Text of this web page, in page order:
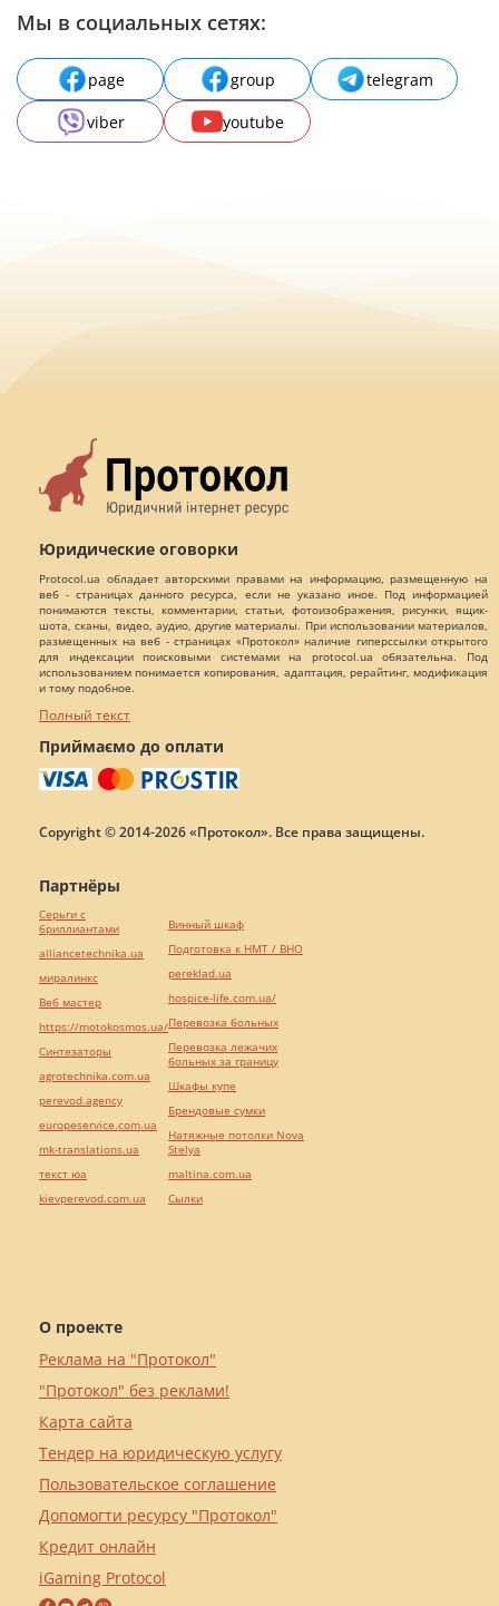
Мы в социальных сетях:
page group
telegram
viber
youtube
Юридические оговорки
Protocol.ua обладает авторскими правами на информацию, размещенную на
веб - страницах данного ресурса, если не указано иное. Под информацией
понимаются тексты, комментарии, статьи, фотоизображения, рисунки, ящик-
шота, сканы, видео, аудио, другие материалы. При использовании материалов,
размещенных на веб - страницах «Протокол» наличие гиперссылки открытого
для индексации поисковыми системами на protocol.ua обязательна. Под
использованием понимается копирования, адаптация, рерайтинг, модификация
и тому подобное.
Полный текст
Приймаємо до оплати
Copyright © 2014-2026 «Протокол». Все права защищены.
О проекте
Реклама на "Протокол"
"Протокол" без реклами!
Карта сайта
Тендер на юридическую услугу
Пользовательское соглашение
Допомогти ресурсу "Протокол"
Кредит онлайн
iGaming Protocol
Партнёры
Серьги с
бриллиантами
alliancetechnika.ua
миралинкс
Веб мастер
https://motokosmos.ua/
Синтезаторы
agrotechnika.com.ua
perevod.agency
europeservice.com.ua
mk-translations.ua
текст юа
kievperevod.com.ua
Винный шкаф
Подготовка к НМТ / ВНО
pereklad.ua
hospice-life.com.ua/
Перевозка больных
Перевозка лежачих
больных за границу
Шкафы купе
Брендовые сумки
Натяжные потолки Nova
Stelya
maltina.com.ua
Cылки